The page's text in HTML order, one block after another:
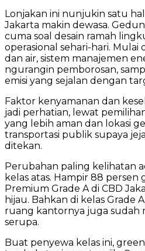
Lonjakan ini nunjukin satu
Jakarta makin dewasa.
cuma soal desain ramah
operasional sehari-hari.
dan air, sistem manajemen
ngurangin pemborosan,
emisi yang sejalan dengan
Faktor kenyamanan dan
jadi perhatian, lewat
yang lebih aman dan lokasi
transportasi publik supaya
ditekan.
Perubahan paling kelihatan
kelas atas. Hampir 88
Premium Grade A di CBD
hijau. Bahkan di kelas Grade
ruang kantornya juga sudah
serupa.
Buat penyewa kelas ini,